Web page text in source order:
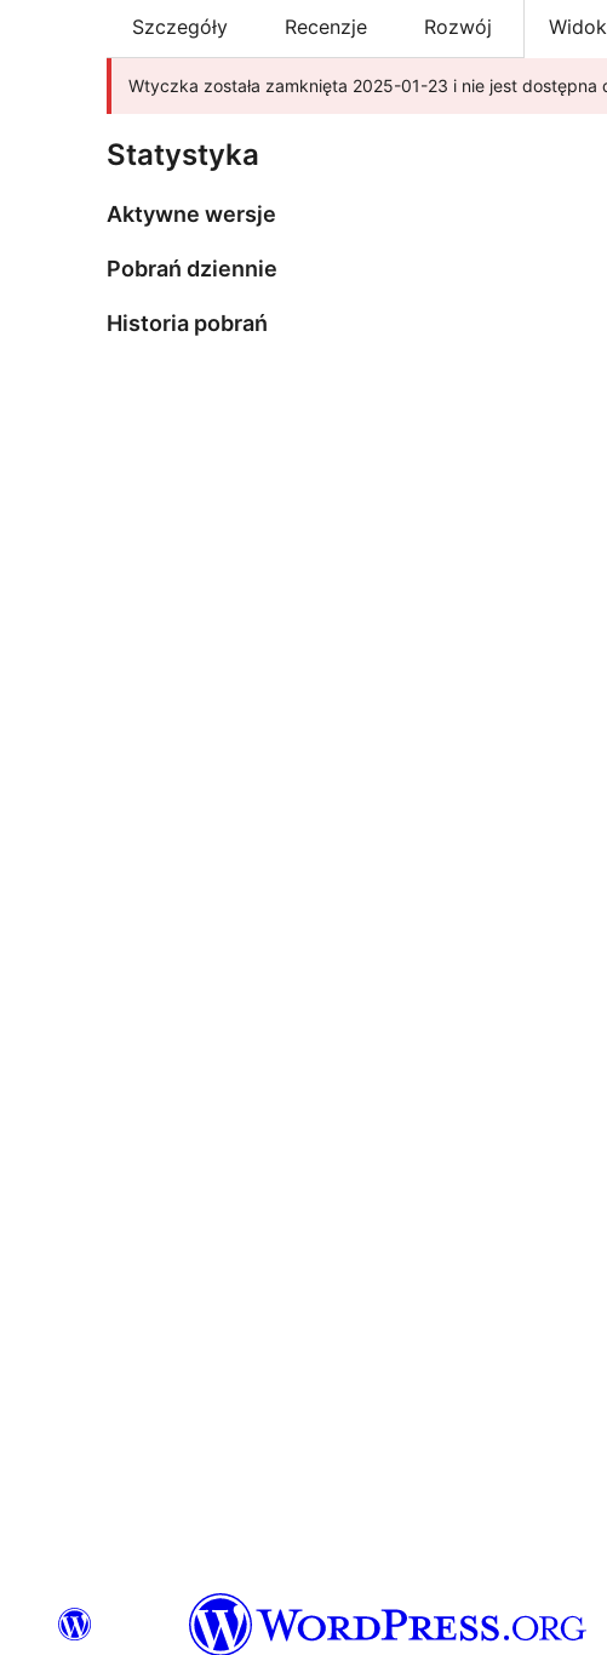
Szczegóły Recenzje Rozwój
Wtyczka została zamknięta 2025-01-23 i nie jest
Statystyka
Aktywne wersje
Pobrań dziennie
Historia pobrań